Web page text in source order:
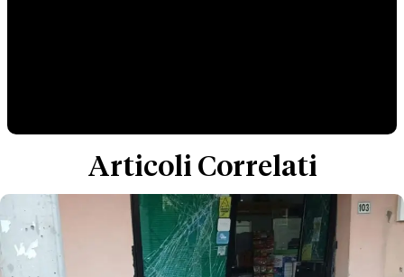
Articoli Correlati